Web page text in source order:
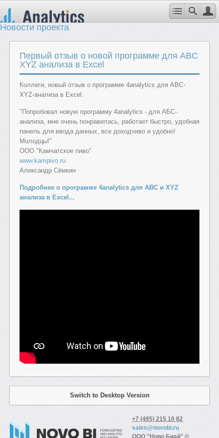
Новости проекта
Первый отзыв о новой программе для ABC
XYZ анализа в Excel
Коллеги, новый отзыв о программе 4analytics для ABC-
XYZ-анализа в Excel.
"Попробовал новую программу 4analytics - для АБС-
анализа, мне очень понравилась, работает быстро, удобная
панель для ввода данных, все доходчиво и удобно!
Молодцы!"
ООО "Камчатское пиво"
www.kampivo.ru
Александр Сёмкин
Подробнее о программе 4analytics для ABC и XYZ
анализа в Excel...
Switch to Desktop Version
+7 (495) 215 10 82
sales@novobi.ru
ООО "Ново Биай" ©